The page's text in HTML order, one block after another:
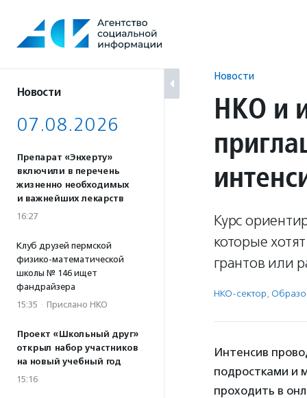
содержанию
Новости
07.08.2026
Препарат «Энхерту»
включили в перечень
жизненно необходимых
и важнейших лекарств
16:27
Клуб друзей пермской
физико-математической
школы № 146 ищет
фандрайзера
15:35 · Прислано НКО
Проект «Школьный друг»
открыл набор участников
на новый учебный год
15:16
Новости
НКО и
Курс
которые
грантов или
НКО-сектор,
Интенсив
подростками и
проходить в